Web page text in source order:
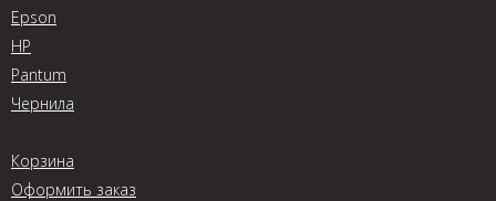
Epson
HP
Pantum
Чернила
Корзина
Оформить заказ